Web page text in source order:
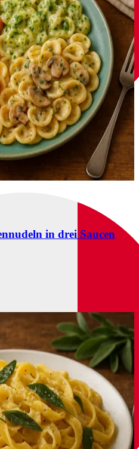
in drei Saucen